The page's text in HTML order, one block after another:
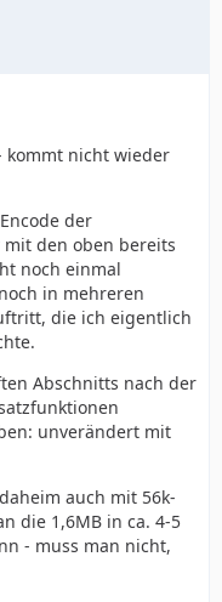
kommt nicht wieder
der
den oben bereits
noch einmal
in mehreren
die ich eigentlich
Abschnitts nach der
unverändert mit
auch mit 56k-
die 1,6MB in ca. 4-5
- muss man nicht,